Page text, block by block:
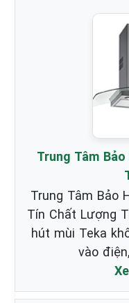
Trung Tâm
Trung Tâm Bảo
Tín Chất Lượng
hút mùi Teka
vào